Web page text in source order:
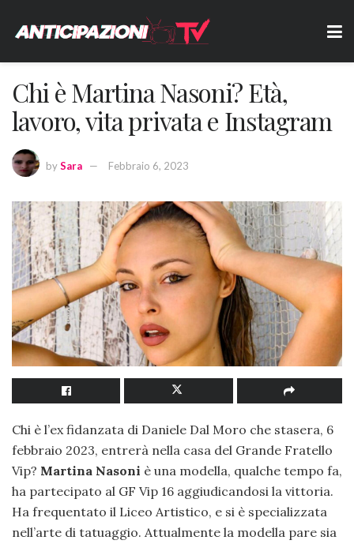
Chi è Martina Nasoni? Età,
lavoro, vita privata e Instagram
bySara Febbraio 6, 2023
Chi è l’ex fidanzata di Daniele Dal Moro che stasera, 6
febbraio 2023, entrerà nella casa del Grande Fratello
Vip? Martina Nasoni è una modella, qualche tempo fa,
ha partecipato al GF Vip 16 aggiudicandosi la vittoria.
Ha frequentato il Liceo Artistico, e si è specializzata
nell’arte di tatuaggio. Attualmente la modella pare sia